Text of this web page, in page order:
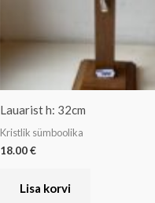
Lauarist h: 32cm
Kristlik sümboolika
18.00€
Lisa korvi